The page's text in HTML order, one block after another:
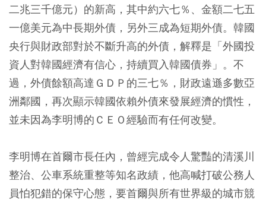
二兆三千億元）的新高，其中約六七％、金額二七五
一億美元為中長期外債，另外三成為短期外債。韓國
央行與財政部對於不斷升高的外債，解釋是「外國投
資人對韓國經濟有信心，持續買入韓國債券」。不
過，外債餘額高達ＧＤＰ的三七％，財政遠遜多數亞
洲鄰國，再次顯示韓國依賴外債來發展經濟的慣性，
並未因為李明博的ＣＥＯ經驗而有任何改變。
李明博在首爾市長任內，曾經完成令人驚豔的清溪川
整治、公車系統重整等知名政績，他高喊打破公務人
員怕犯錯的保守心態，要首爾與所有世界級的城市競